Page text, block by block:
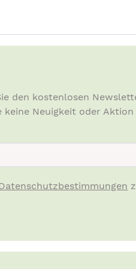
des ätherischen Öls)
nicht im Bereich der
Haut verwenden.
abbrechen. Nicht
den kostenlosen
keine Neuigkeit oder